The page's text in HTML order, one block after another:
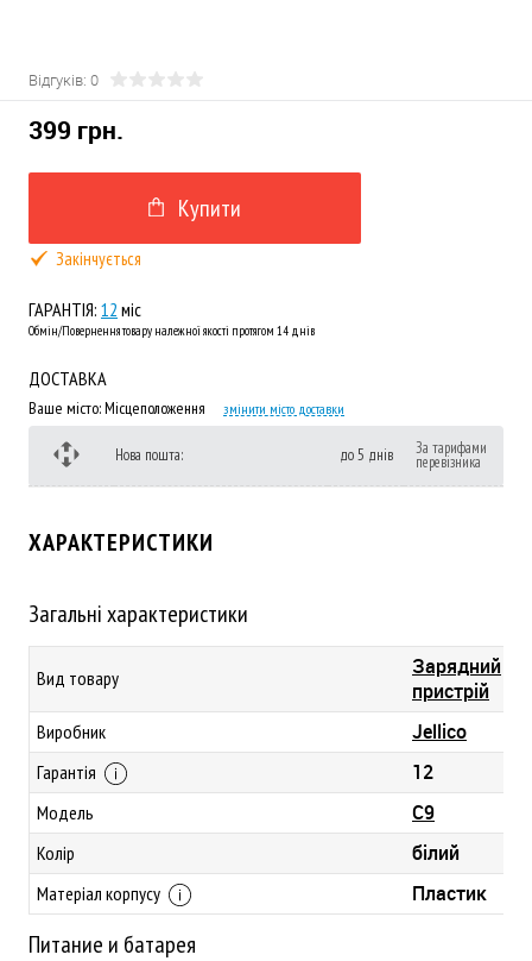
Відгуків: 0
399 грн.
Купити
Закінчується
ГАРАНТІЯ: 12 міс
Обмін/Повернення товару належної якості протягом 14 днів
ДОСТАВКА
Ваше місто:Місцеположення змінити місто доставки
Нова пошта: до 5 днів За тарифами
перевізника
ХАРАКТЕРИСТИКИ
Загальні характеристики
Вид товару
Зарядний
пристрій
Виробник Jellico
Гарантія 12
Модель C9
Колір білий
Матеріал корпусу Пластик
Питание и батарея